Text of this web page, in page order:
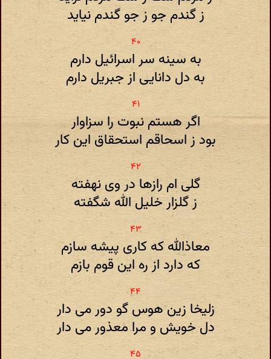
ز گندم جو ز جو گندم نیاید
به سینه سر اسرائیل دارم
به دل دانایی از جبریل دارم
اگر هستم نبوت را سزاوار
بود ز اسحاقم استحقاق این کار
گلی ام رازها در وی نهفته
ز گلزار خلیل الله شگفته
معاذالله که کاری پیشه سازم
که دارد از ره این قوم بازم
زلیخا زین هوس گو دور می دار
دل خویش و مرا معذور می دار